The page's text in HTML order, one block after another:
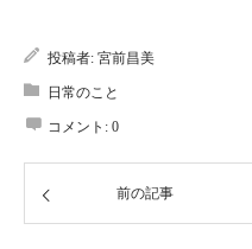
投稿者: 宮前昌美
日常のこと
コメント: 0
前の記事